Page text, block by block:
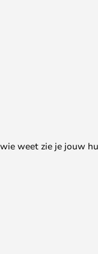
weet zie je jouw